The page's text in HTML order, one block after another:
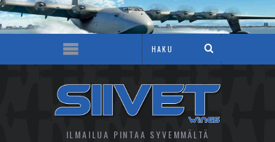
ILMAILUA PINTAA SYVEMMÄLTÄ